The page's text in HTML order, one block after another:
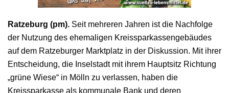
Ratzeburg (pm). Seit mehreren Jahren ist die Nachfolge
der Nutzung des ehemaligen Kreissparkassengebäudes
auf dem Ratzeburger Marktplatz in der Diskussion. Mit ihrer
Entscheidung, die Inselstadt mit ihrem Hauptsitz Richtung
„grüne Wiese“ in Mölln zu verlassen, haben die
Kreissparkasse als kommunale Bank und deren